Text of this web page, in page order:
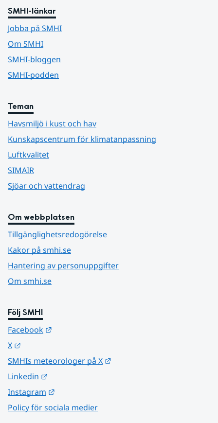
SMHI-länkar
Jobba på SMHI
Om SMHI
SMHI-bloggen
SMHI-podden
Teman
Havsmiljö i kust och hav
Kunskapscentrum för klimatanpassning
Luftkvalitet
SIMAIR
Sjöar och vattendrag
Om webbplatsen
Tillgänglighetsredogörelse
Kakor på smhi.se
Hantering av personuppgifter
Om smhi.se
Följ SMHI
Facebook
X
SMHIs meteorologer på X
Linkedin
Instagram
Policy för sociala medier